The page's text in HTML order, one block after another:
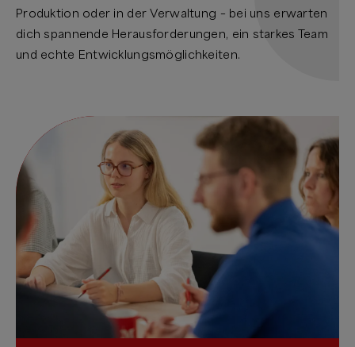
Produktion oder in der Verwaltung – bei uns erwarten
dich spannende Herausforderungen, ein starkes Team
und echte Entwicklungsmöglichkeiten.